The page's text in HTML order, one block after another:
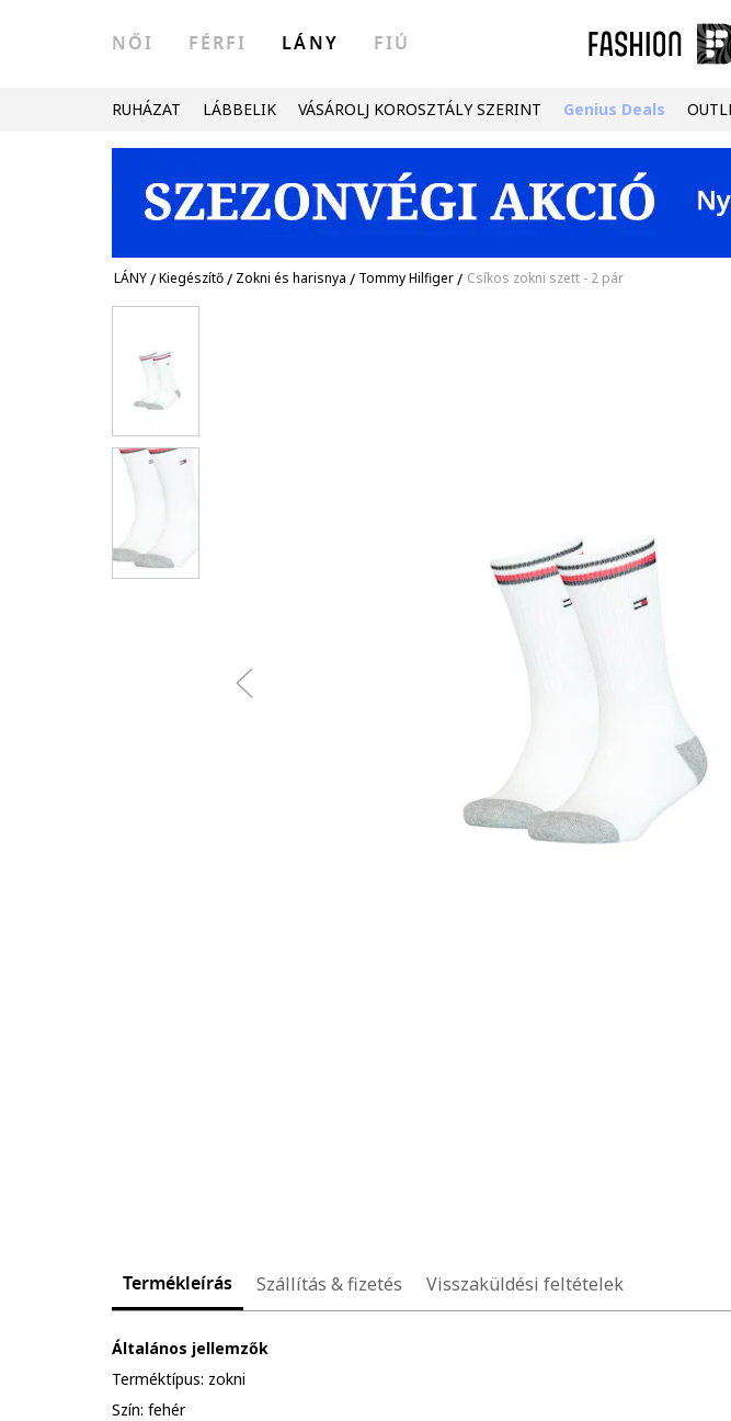
NŐI FÉRFI LÁNY FIÚ
RUHÁZAT LÁBBELIK VÁSÁROLJ KOROSZTÁLY SZERINT Genius Deals
LÁNY/Kiegészítő/ Zokni és harisnya / Tommy Hilfiger/ Csíkos zokni szett - 2 pár
Termékleírás Szállítás & fizetés Visszaküldési feltételek
Általános jellemzők
Terméktípus: zokni
Szín: fehér